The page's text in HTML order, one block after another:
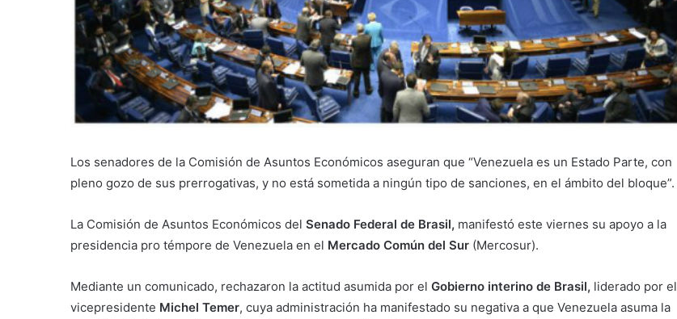
Los senadores de la Comisión de Asuntos Económicos aseguran que “Venezuela es un Estado Parte, con
pleno gozo de sus prerrogativas, y no está sometida a ningún tipo de sanciones, en el ámbito del bloque”.
La Comisión de Asuntos Económicos del Senado Federal de Brasil, manifestó este viernes su apoyo a la
presidencia pro témpore de Venezuela en el Mercado Común del Sur (Mercosur).
Mediante un comunicado, rechazaron la actitud asumida por el Gobierno interino de Brasil, liderado por el
vicepresidente Michel Temer, cuya administración ha manifestado su negativa a que Venezuela asuma la